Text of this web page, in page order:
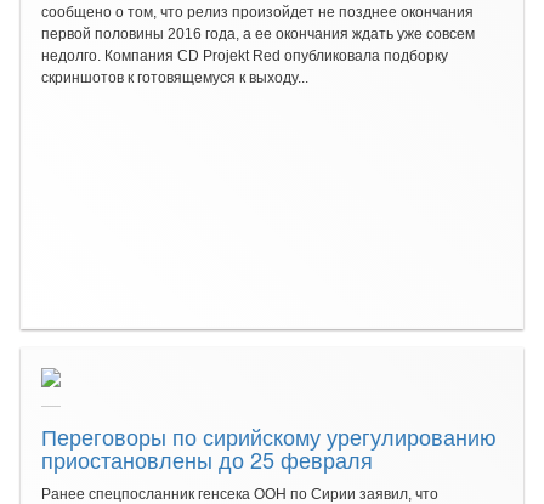
сообщено о том, что релиз произойдет не позднее окончания
первой половины 2016 года, а ее окончания ждать уже совсем
недолго. Компания CD Projekt Red опубликовала подборку
скриншотов к готовящемуся к выходу...
Переговоры по сирийскому урегулированию
приостановлены до 25 февраля
Ранее спецпосланник генсека ООН по Сирии заявил, что